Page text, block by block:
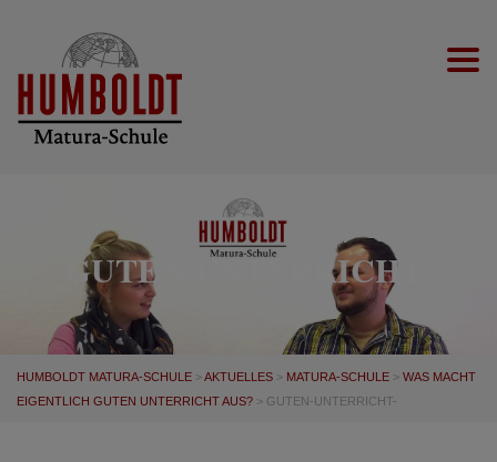
GUTEN-UNTERRICHT-
HUMBOLDT MATURA-SCHULE >AKTUELLES > MATURA-SCHULE > WAS MACHT
EIGENTLICH GUTEN UNTERRICHT AUS? > GUTEN-UNTERRICHT-